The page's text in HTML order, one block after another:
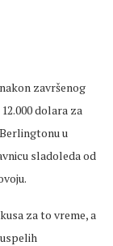
završenog
dolara za
u
sladoleda od
za to vreme, a